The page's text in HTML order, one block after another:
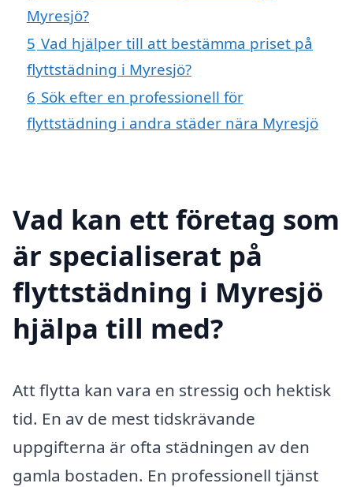
Myresjö?
5 Vad hjälper till att bestämma priset på
flyttstädning i Myresjö?
6 Sök efter en professionell för
flyttstädning i andra städer nära Myresjö
Vad kan ett företag som
är specialiserat på
flyttstädning i Myresjö
hjälpa till med?
Att flytta kan vara en stressig och hektisk
tid. En av de mest tidskrävande
uppgifterna är ofta städningen av den
gamla bostaden. En professionell tjänst